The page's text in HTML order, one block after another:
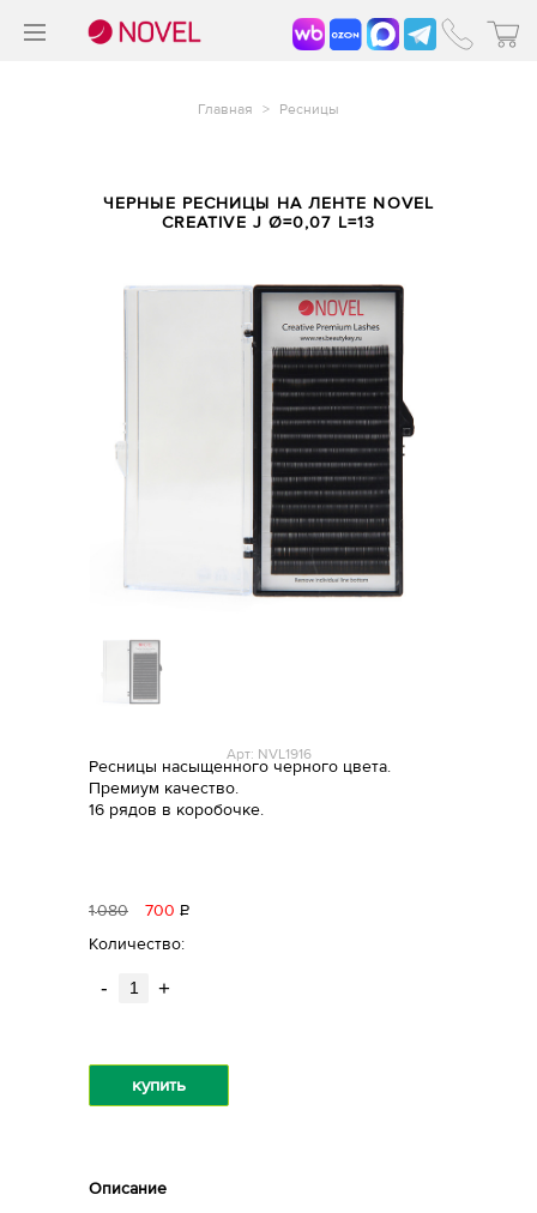
Главная > Ресницы
ЧЕРНЫЕ РЕСНИЦЫ НА ЛЕНТЕ NOVEL
CREATIVE J Ø=0,07 L=13
Арт: NVL1916
Ресницы насыщенного черного цвета.
Премиум качество.
16 рядов в коробочке.
1080 700 Р
Количество:
- +
купить
Описание